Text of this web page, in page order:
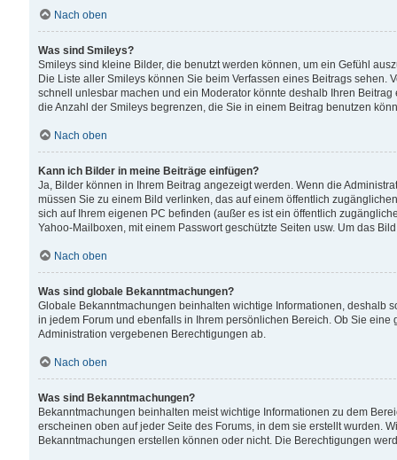
Nach oben
Was sind Smileys?
Smileys sind kleine Bilder, die benutzt werden können, um ein Gefühl
Die Liste aller Smileys können Sie beim Verfassen eines Beitrags
schnell unlesbar machen und ein Moderator könnte deshalb Ihren
die Anzahl der Smileys begrenzen, die Sie in einem Beitrag benutzen
Nach oben
Kann ich Bilder in meine Beiträge einfügen?
Ja, Bilder können in Ihrem Beitrag angezeigt werden. Wenn die
müssen Sie zu einem Bild verlinken, das auf einem öffentlich
sich auf Ihrem eigenen PC befinden (außer es ist ein öffentlich
Yahoo-Mailboxen, mit einem Passwort geschützte Seiten usw. Um das
Nach oben
Was sind globale Bekanntmachungen?
Globale Bekanntmachungen beinhalten wichtige Informationen, deshalb
in jedem Forum und ebenfalls in Ihrem persönlichen Bereich. Ob Sie
Administration vergebenen Berechtigungen ab.
Nach oben
Was sind Bekanntmachungen?
Bekanntmachungen beinhalten meist wichtige Informationen zu dem
erscheinen oben auf jeder Seite des Forums, in dem sie erstellt wurden.
Bekanntmachungen erstellen können oder nicht. Die Berechtigungen